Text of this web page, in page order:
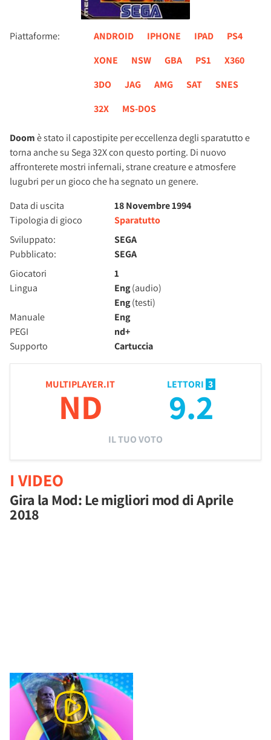
Piattaforme: ANDROID IPHONE IPAD
PS4
XONE
NSW GBA PS1
X360
3DO
JAG AMG SAT
SNES
32X
MS-DOS
Doomè stato il capostipite per eccellenza degli sparatutto e
torna anche su Sega 32X con questo porting. Di nuovo
affronterete mostri infernali, strane creature e atmosfere
lugubri per un gioco che ha segnato un genere.
Data di uscita
18 Novembre 1994
Tipologia di gioco
Sparatutto
Sviluppato:
SEGA
Pubblicato:
SEGA
Giocatori
1
Lingua
Eng(audio)
Eng(testi)
Manuale
Eng
PEGI
nd+
Supporto
Cartuccia
MULTIPLAYER.IT
ND
LETTORI 3
9.2
IL TUO VOTO
I VIDEO
Gira la Mod: Le migliori mod di Aprile
2018